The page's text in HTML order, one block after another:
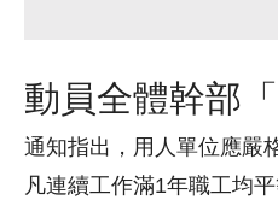
動員全體幹部
通知指出，用人單位應嚴
凡連續工作滿1年職工均